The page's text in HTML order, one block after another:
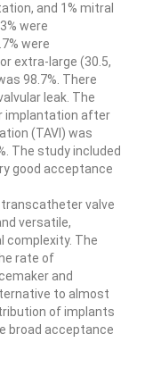
and 1% mitral
were
were
extra-large (30.5,
98.7%. There
leak. The
implantation after
(TAVI) was
The study included
good acceptance
valve
versatile,
complexity. The
rate of
and
to almost
of implants
broad acceptance